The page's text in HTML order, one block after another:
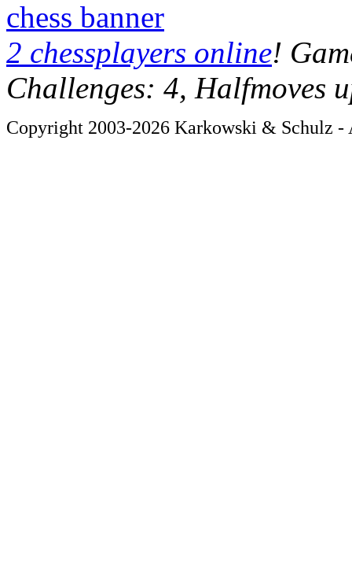
chess banner
2 chessplayers online!
Challenges: 4, Halfmoves
Copyright 2003-2026 Karkowski & Schulz